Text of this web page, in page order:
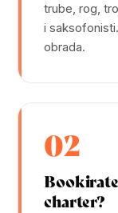
trube, rog,
i
obrada.
02
charter?